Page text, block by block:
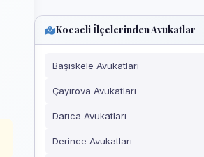
Kocaeli İlçelerinden Avukatlar
Başiskele Avukatları
Çayırova Avukatları
Darıca Avukatları
Derince Avukatları